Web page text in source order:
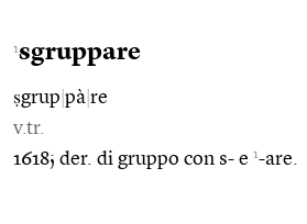
1sgruppare
ṣgrup pà re
v.tr.
1618; der. di gruppo con s- e 1-are.